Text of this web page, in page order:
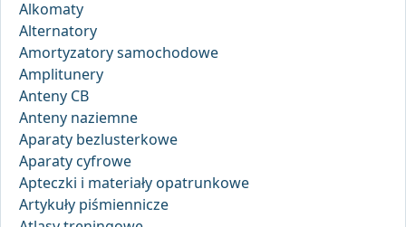
Alkomaty
Alternatory
Amortyzatory samochodowe
Amplitunery
Anteny CB
Anteny naziemne
Aparaty bezlusterkowe
Aparaty cyfrowe
Apteczki i materiały opatrunkowe
Artykuły piśmiennicze